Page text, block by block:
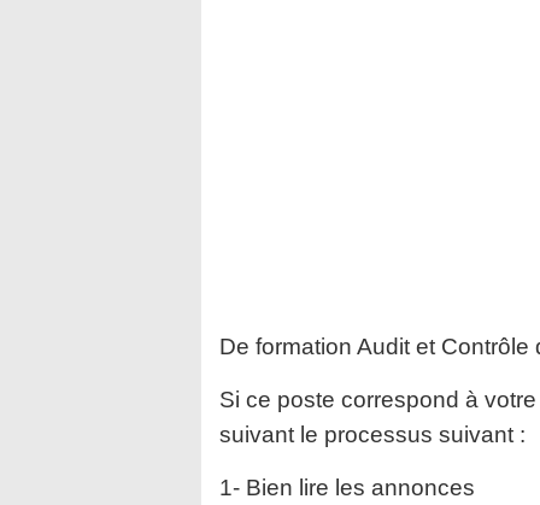
De formation Audit et Contrôle
Si ce poste correspond à
suivant le processus suivant :
1- Bien lire les annonces